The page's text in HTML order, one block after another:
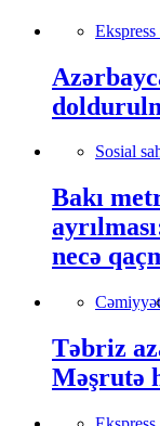
Sosial
Bakı
necə
Təbriz
Məşrutə